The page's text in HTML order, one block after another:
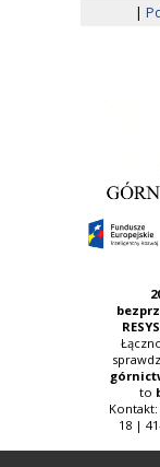
|
to
Kontakt:
18 |